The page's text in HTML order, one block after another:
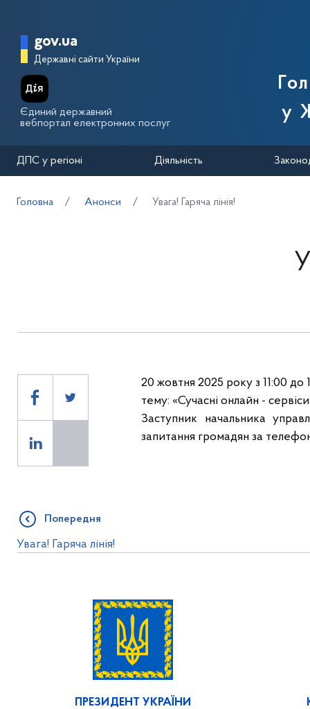
Головна сторінка Державної
gov.ua
Державні сайти України
Єдиний державний
вебпортал електронних послуг
у
ДПС у регіоні Діяльність
Головна Анонси Увага! Гаряча лінія!
20 жовтня 2025 року з 11:00 до
тему: «Сучасні онлайн -
Заступник начальника
запитання громадян за
Попередня
Увага! Гаряча лінія!
ПРЕЗИДЕНТ УКРАЇНИ